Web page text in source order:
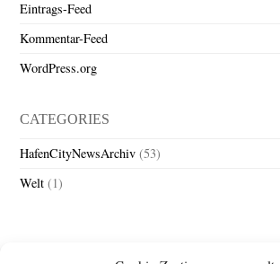
Eintrags-Feed
Kommentar-Feed
WordPress.org
CATEGORIES
HafenCityNewsArchiv (53)
Welt (1)